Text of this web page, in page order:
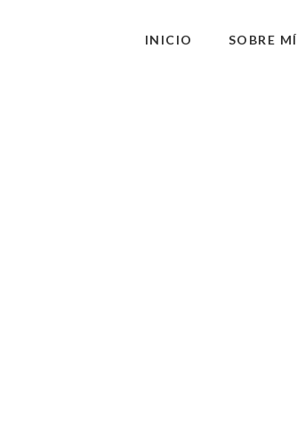
INICIO SOBRE MÍ